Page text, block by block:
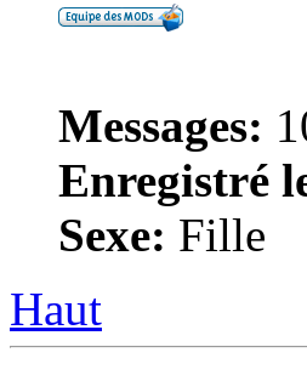
Messages:
Enregistré
Sexe: Fille
Haut